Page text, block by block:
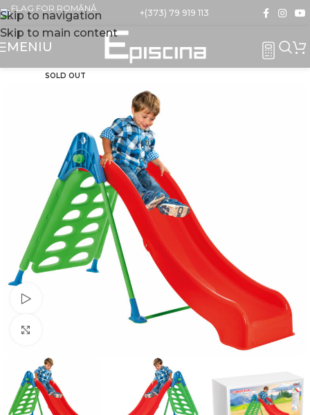
Skip to navigation
Skip to main content
+(373) 79 919 113
MENIU
SOLD OUT